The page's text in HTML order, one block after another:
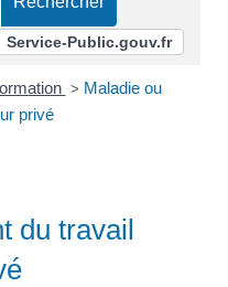
Service-Public.gouv.fr
> Maladie ou
privé
du travail